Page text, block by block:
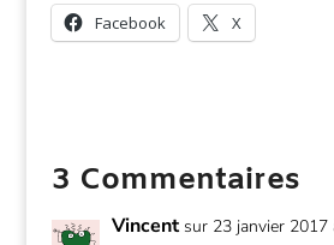
Facebook X
3 Commentaires
Vincent sur 23 janvier